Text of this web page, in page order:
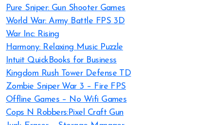
Pure Sniper: Gun Shooter Games
World War: Army Battle FPS 3D
War Inc: Rising
Harmony: Relaxing Music Puzzle
Intuit QuickBooks for Business
Kingdom Rush Tower Defense TD
Zombie Sniper War 3 – Fire FPS
Offline Games – No Wifi Games
Cops N Robbers:Pixel Craft Gun